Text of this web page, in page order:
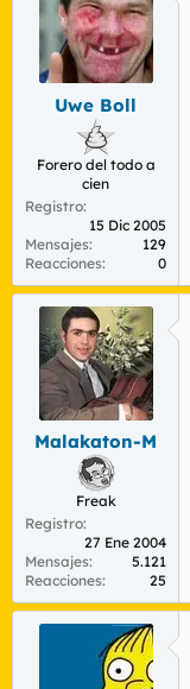
Uwe Boll
Forero del todo a
cien
Registro
15 Dic 2005
Mensajes
129
Reacciones
0
Malakaton-M
Freak
Registro
27 Ene 2004
Mensajes
5.121
Reacciones
25